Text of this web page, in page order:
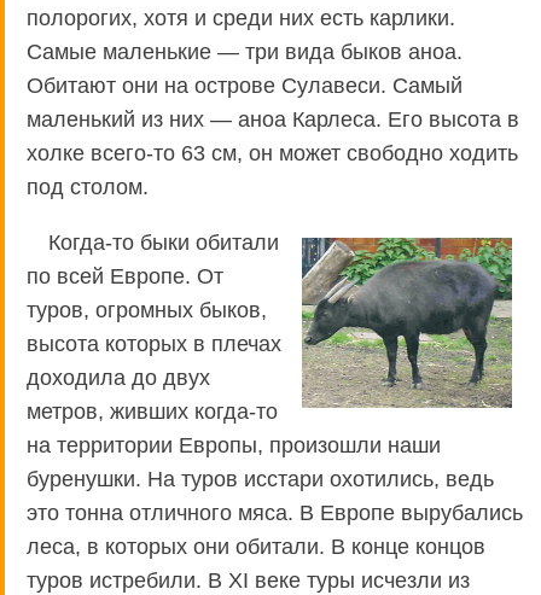
полорогих, хотя и среди них есть карлики.
Самые маленькие — три вида быков аноа.
Обитают они на острове Сулавеси. Самый
маленький из них — аноа Карлеса. Его высота в
холке всего-то 63 см, он может свободно ходить
под столом.
Когда-то быки обитали
по всей Европе. От
туров, огромных быков,
высота которых в плечах
доходила до двух
метров, живших когда-то
на территории Европы, произошли наши
буренушки. На туров исстари охотились, ведь
это тонна отличного мяса. В Европе вырубались
леса, в которых они обитали. В конце концов
туров истребили. В XI веке туры исчезли из